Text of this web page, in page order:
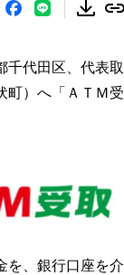
千代田区、代表取
）へ「ＡＴＭ受
を、銀行口座を介